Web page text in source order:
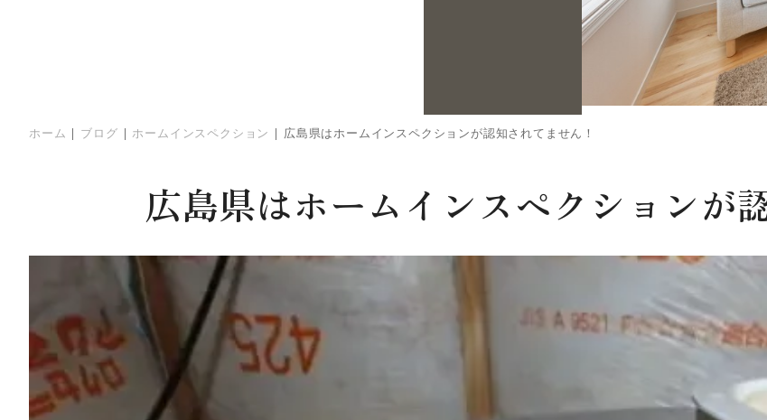
ホーム | ブログ | ホームインスペクション | 広島県はホームインスペクションが認知されてません！
広島県はホームインスペクションが